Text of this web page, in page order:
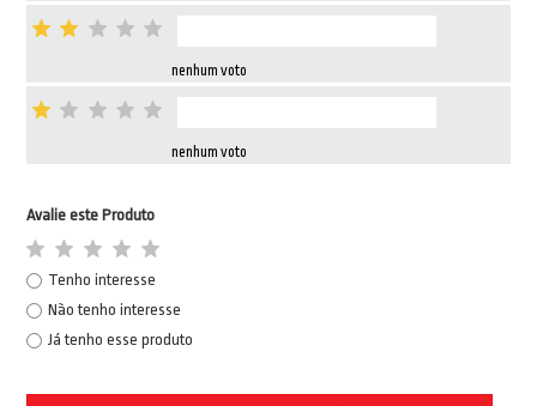
nenhum voto
nenhum voto
Avalie este Produto
Tenho interesse
Não tenho interesse
Já tenho esse produto